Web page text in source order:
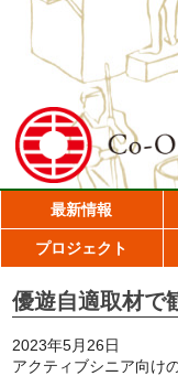
最新情報
プロジェクト
優遊自適取材で
2023年5月26日
アクティブシニア向け